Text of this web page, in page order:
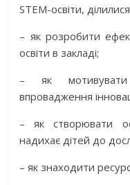
STEM-освіти,
– як розробити
освіти в закладі;
– як
впровадження
– як створювати
надихає дітей до
– як знаходити